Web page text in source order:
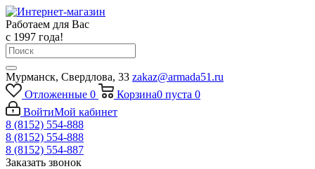
Работаем для Вас
с 1997 года!
Мурманск, Свердлова, 33 zakaz@armada51.ru
Отложенные 0 Корзина0 пуста 0
ВойтиМой кабинет
8 (8152) 554-888
8 (8152) 554-888
8 (8152) 554-887
Заказать звонок